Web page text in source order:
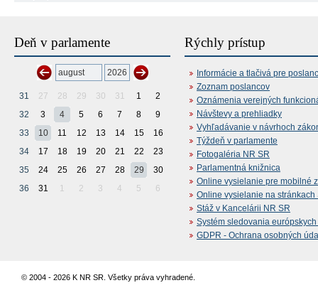
Deň v parlamente
31 27 28 29 30 31 1
2
32
3 4 5 6 7 8
9
33
10 11 12 13 14 15
16
34
17 18 19 20 21 22
23
35
24 25 26 27 28 29
30
36
31 1 2 3 4 5 6
Rýchly prístup
Informácie a tlačivá pre
Zoznam poslancov
Oznámenia verejných
Návštevy a prehliadky
Vyhľadávanie v návrhoch
Týždeň v parlamente
Fotogaléria NR SR
Parlamentná knižnica
Online vysielanie pre mobilné
Online vysielanie na stránkach
Stáž v Kancelárii NR SR
Systém sledovania
GDPR - Ochrana osobných
© 2004 - 2026 K NR SR. Všetky práva vyhradené.